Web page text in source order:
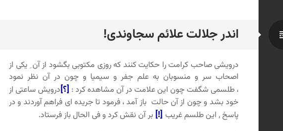
اندر جلالت علائم سجاوندی!استاندارد
درویشی صاحب کرامت را حکایت کنند که روزی مکتوبی بگشود از آن ِ یکی از
اصحاب سر و منسوبان به علم جفر و سیمیا و چون در آن نظر نمود
، طلسمی شگفت چون این علامت در آن مشاهده کرد : [؟]درویش ساعتی از
خود بشد و چون از آن حالت باز آمد ، فرمود تا جریده ای فراهم آوردند و در
پاسخ , این طلسم غریب [!] بر آن نقش کرد و فی الحال باز فرستاد.